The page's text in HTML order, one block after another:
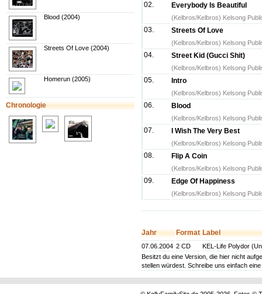
Blood (2004)
Streets Of Love (2004)
Homerun (2005)
Chronologie
02. Everybody Is Beautiful
(Kelbros/Kelbros) Kelsong
03. Streets Of Love
(Kelbros/Kelbros) Kelsong
04. Street Kid (Gucci Shit)
(Kelbros/Kelbros) Kelsong
05. Intro
(Kelbros/Kelbros) Kelsong
06. Blood
(Kelbros/Kelbros) Kelsong
07. I Wish The Very Best
(Kelbros/Kelbros) Kelsong
08. Flip A Coin
(Kelbros/Kelbros) Kelsong
09. Edge Of Happiness
(Kelbros/Kelbros) Kelsong
Jahr Format Label
07.06.2004 2 CD
KEL-Life Polydor
Besitzt du eine Version, die hier nicht
stellen würdest. Schreibe uns einfach eine